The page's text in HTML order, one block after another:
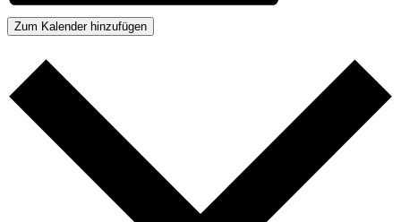
Zum Kalender hinzufügen